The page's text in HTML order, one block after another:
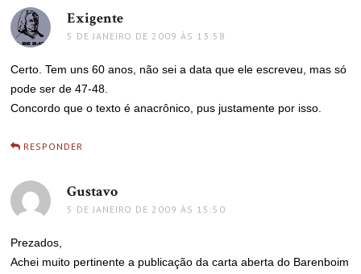
Exigente
5 DE JANEIRO DE 2009 ÀS 13:58
Certo. Tem uns 60 anos, não sei a data que ele escreveu, mas só
pode ser de 47-48.
Concordo que o texto é anacrônico, pus justamente por isso.
RESPONDER
Gustavo
5 DE JANEIRO DE 2009 ÀS 15:50
Prezados,
Achei muito pertinente a publicação da carta aberta do Barenboim